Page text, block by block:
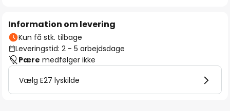
Information om levering
Kun få stk. tilbage
Leveringstid: 2 - 5 arbejdsdage
Pære medfølger ikke
Vælg E27 lyskilde